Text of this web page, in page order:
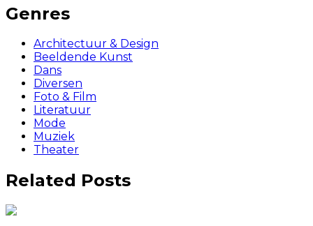
Genres
Architectuur & Design
Beeldende Kunst
Dans
Diversen
Foto & Film
Literatuur
Mode
Muziek
Theater
Related Posts